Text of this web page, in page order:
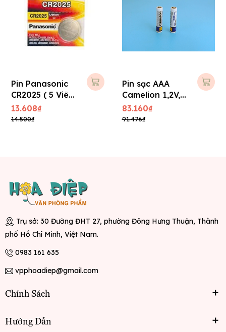
Pin Panasonic
CR2025 ( 5 Viên/
Vĩ )
13.608₫
14.500₫
Pin sạc AAA
Camelion 1,2V,
1100 mAh
83.160₫
91.476₫
Trụ sở: 30 Đường ĐHT 27, phường Đông Hưng Thuận, Thành
phố Hồ Chí Minh, Việt Nam.
0983 161 635
vpphoadiep@gmail.com
Chính Sách
Hướng Dẫn